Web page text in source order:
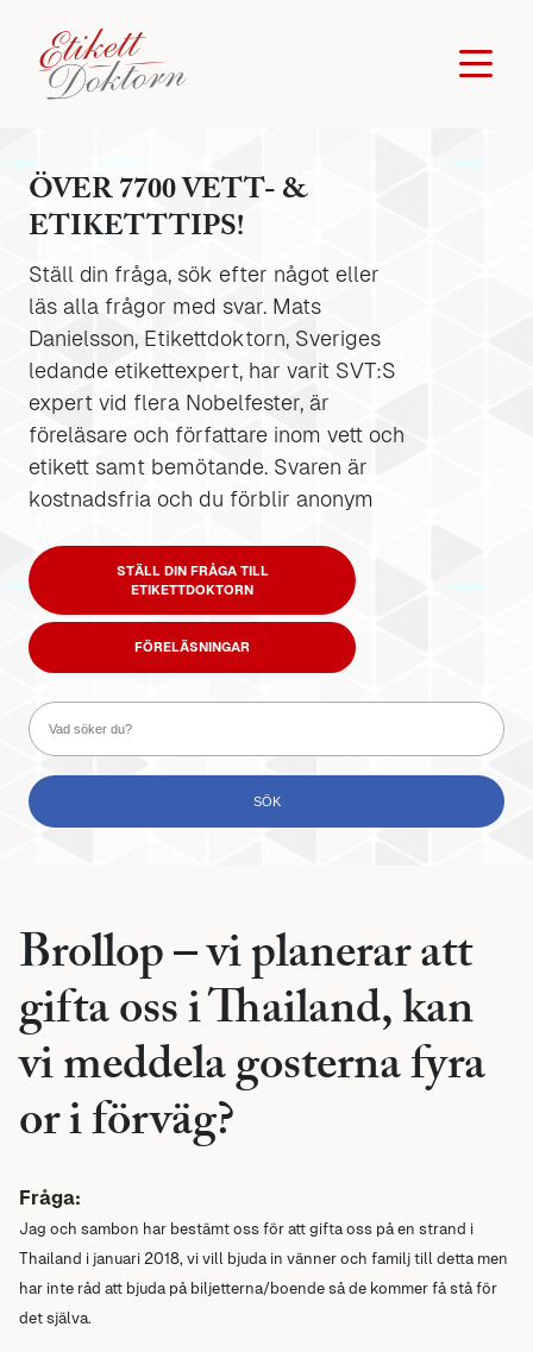
ÖVER 7700 VETT- &
ETIKETTTIPS!
Ställ din fråga, sök efter något eller
läs alla frågor med svar. Mats
Danielsson, Etikettdoktorn, Sveriges
ledande etikettexpert, har varit SVT:S
expert vid flera Nobelfester, är
föreläsare och författare inom vett och
etikett samt bemötande. Svaren är
kostnadsfria och du förblir anonym
STÄLL DIN FRÅGA TILL
ETIKETTDOKTORN
FÖRELÄSNINGAR
Brollop – vi planerar att
gifta oss i Thailand, kan
vi meddela gosterna fyra
or i förväg?
Fråga:
Jag och sambon har bestämt oss för att gifta oss på en strand i
Thailand i januari 2018, vi vill bjuda in vänner och familj till detta men
har inte råd att bjuda på biljetterna/boende så de kommer få stå för
det själva.